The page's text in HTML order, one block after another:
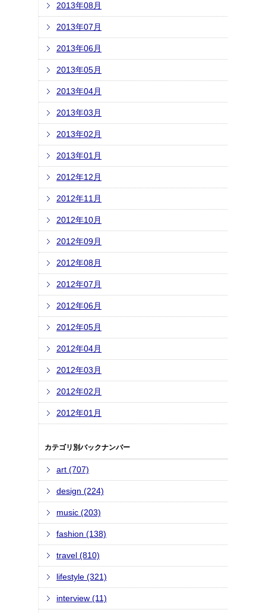
2013年08月
2013年07月
2013年06月
2013年05月
2013年04月
2013年03月
2013年02月
2013年01月
2012年12月
2012年11月
2012年10月
2012年09月
2012年08月
2012年07月
2012年06月
2012年05月
2012年04月
2012年03月
2012年02月
2012年01月
カテゴリ別バックナンバー
art (707)
design (224)
music (203)
fashion (138)
travel (810)
lifestyle (321)
interview (11)